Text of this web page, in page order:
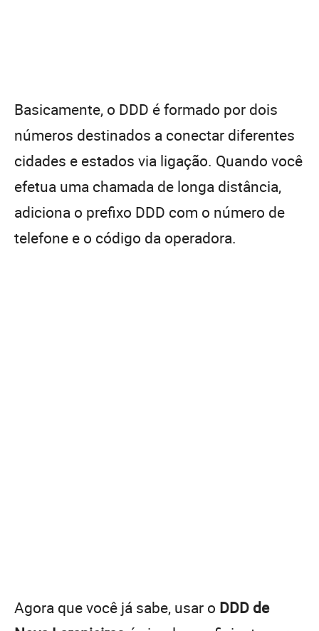
Basicamente, o DDD é formado por dois
números destinados a conectar diferentes
cidades e estados via ligação. Quando você
efetua uma chamada de longa distância,
adiciona o prefixo DDD com o número de
telefone e o código da operadora.
Agora que você já sabe, usar o DDD de